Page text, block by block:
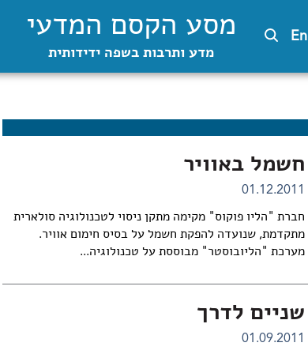
En מסע הקסם המדעי
מדע ותרבות בשפה ידידותית
חשמל באוויר
01.12.2011
חברת "הליו פוקוס" מקימה מתקן ניסוי לטכנולוגיה סולארית
מתקדמת, שנועדה להפקת חשמל על בסיס חימום אוויר.
מערכת "הליובוסטר" מבוססת על טכנולוגיה...
שניים לדרך
01.09.2011